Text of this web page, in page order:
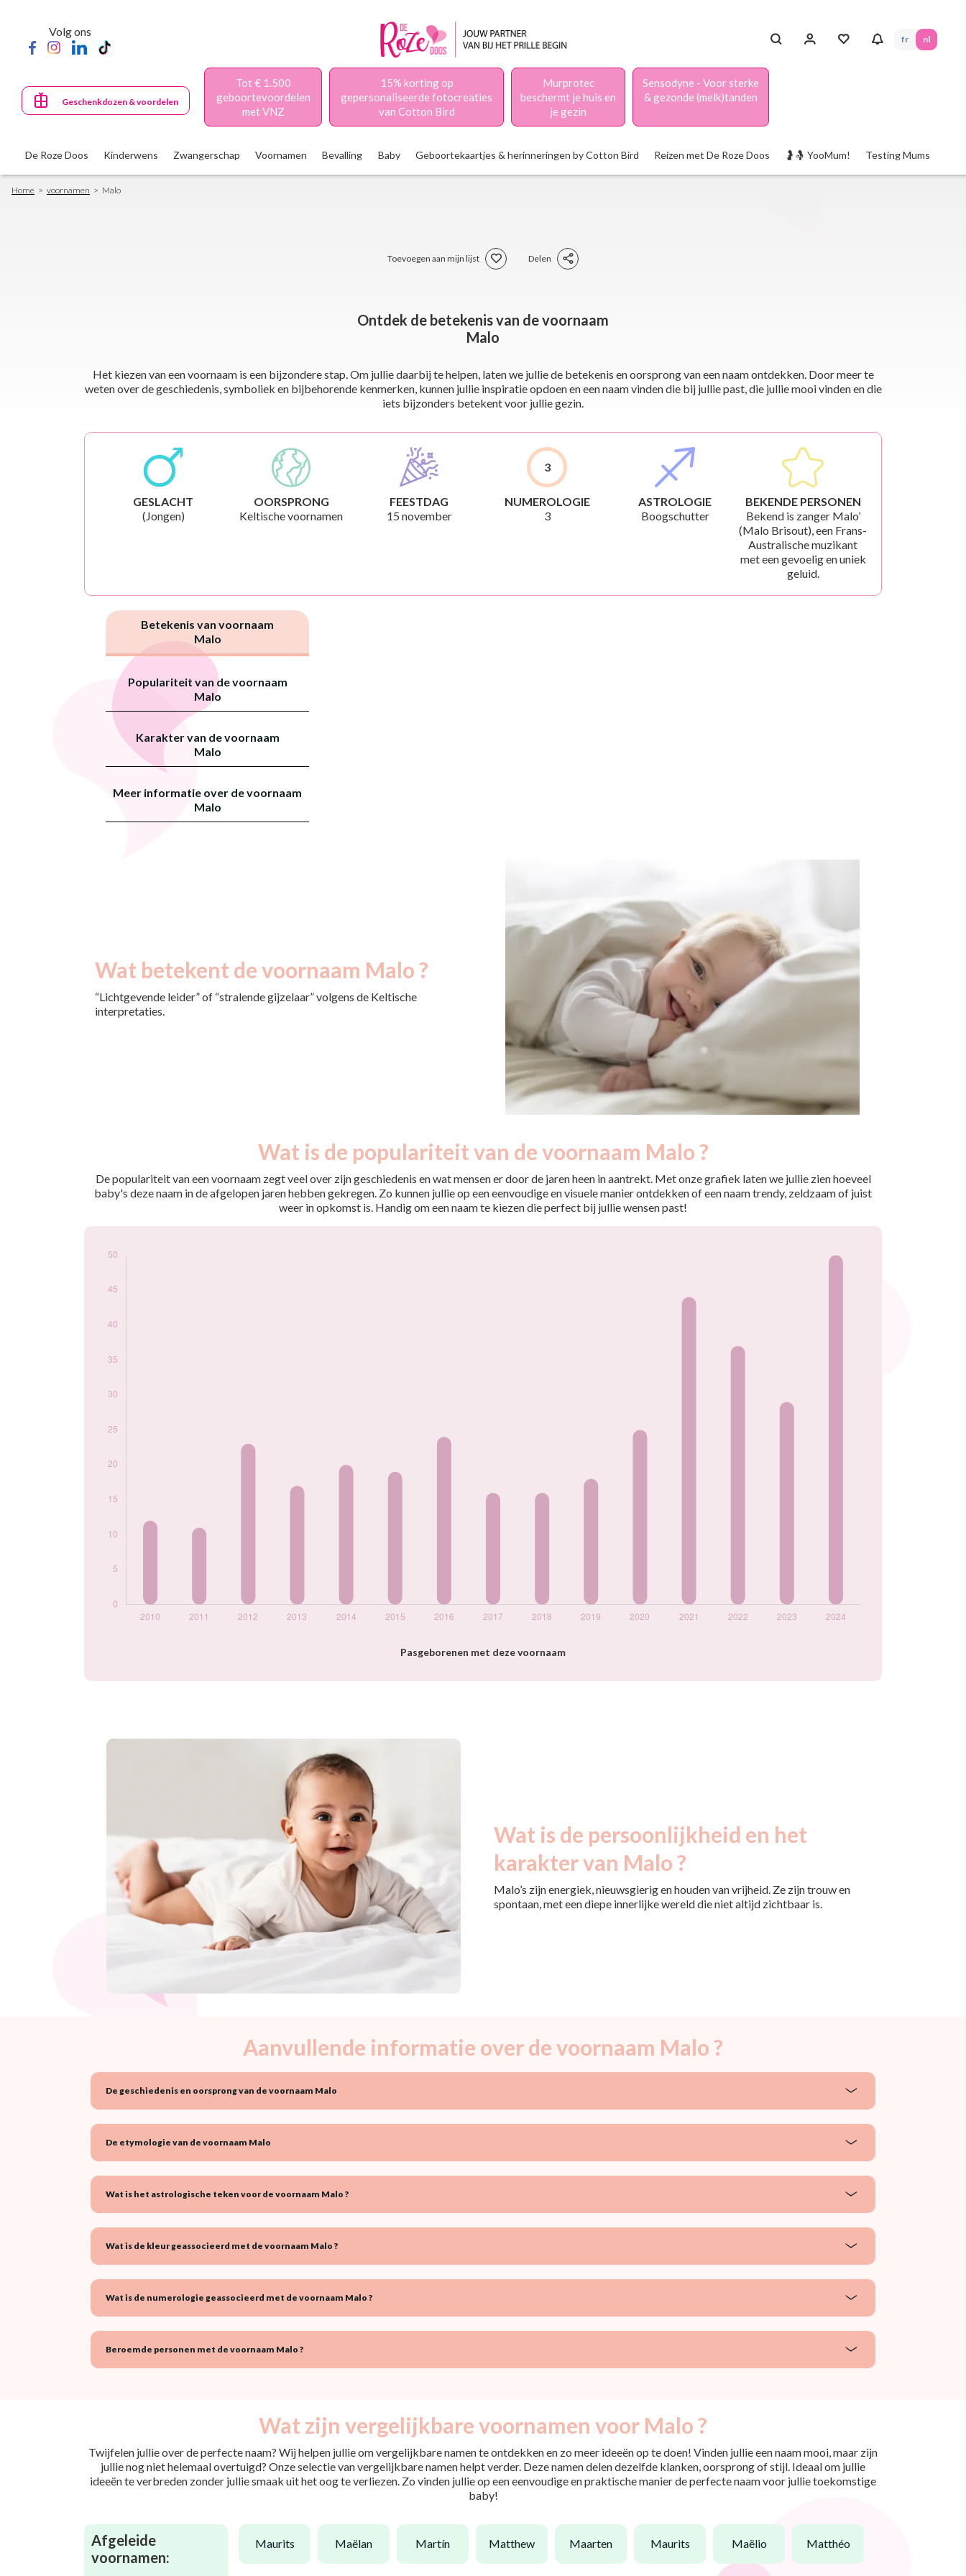
content
Volg ons
fr nl
Geschenkdozen & voordelen
Tot € 1.500
geboortevoordelen
met VNZ
15% korting op
gepersonaliseerde fotocreaties
van Cotton Bird
Murprotec
beschermt je huis en
je gezin
Sensodyne - Voor sterke
& gezonde (melk)tanden
De Roze Doos Kinderwens Zwangerschap Voornamen Bevalling Baby Geboortekaartjes & herinneringen by Cotton Bird Reizen met De Roze Doos 🤰🤱 YooMum! Testing Mums
Breadcrumb
Home voornamen Malo
Toevoegen aan mijn lijst Delen
Ontdek de betekenis van de voornaam
Malo
Het kiezen van een voornaam is een bijzondere stap. Om jullie daarbij te helpen, laten we jullie de betekenis en oorsprong van een naam ontdekken. Door meer te
weten over de geschiedenis, symboliek en bijbehorende kenmerken, kunnen jullie inspiratie opdoen en een naam vinden die bij jullie past, die jullie mooi vinden en die
iets bijzonders betekent voor jullie gezin.
GESLACHT
(Jongen)
OORSPRONG
Keltische voornamen
FEESTDAG
15 november
3
NUMEROLOGIE
3
ASTROLOGIE
Boogschutter
BEKENDE PERSONEN
Bekend is zanger Malo’
(Malo Brisout), een Frans-
Australische muzikant
met een gevoelig en uniek
geluid.
Betekenis van voornaam
Malo
Populariteit van de voornaam
Malo
Karakter van de voornaam
Malo
Meer informatie over de voornaam
Malo
Wat betekent de voornaam Malo ?
“Lichtgevende leider” of “stralende gijzelaar” volgens de Keltische
interpretaties.
Wat is de populariteit van de voornaam Malo ?
De populariteit van een voornaam zegt veel over zijn geschiedenis en wat mensen er door de jaren heen in aantrekt. Met onze grafiek laten we jullie zien hoeveel
baby's deze naam in de afgelopen jaren hebben gekregen. Zo kunnen jullie op een eenvoudige en visuele manier ontdekken of een naam trendy, zeldzaam of juist
weer in opkomst is. Handig om een naam te kiezen die perfect bij jullie wensen past!
Pasgeborenen met deze voornaam
Popularité du
année
2009
13
2010
12
2014
20
2016
2021
2023
Wat is de persoonlijkheid en het
karakter van Malo ?
Malo’s zijn energiek, nieuwsgierig en houden van vrijheid. Ze zijn trouw en
spontaan, met een diepe innerlijke wereld die niet altijd zichtbaar is.
Aanvullende informatie over de voornaam Malo ?
De geschiedenis en oorsprong van de voornaam Malo
De etymologie van de voornaam Malo
Wat is het astrologische teken voor de voornaam Malo ?
Wat is de kleur geassocieerd met de voornaam Malo ?
Wat is de numerologie geassocieerd met de voornaam Malo ?
Beroemde personen met de voornaam Malo ?
Wat zijn vergelijkbare voornamen voor Malo ?
Twijfelen jullie over de perfecte naam? Wij helpen jullie om vergelijkbare namen te ontdekken en zo meer ideeën op te doen! Vinden jullie een naam mooi, maar zijn
jullie nog niet helemaal overtuigd? Onze selectie van vergelijkbare namen helpt verder. Deze namen delen dezelfde klanken, oorsprong of stijl. Ideaal om jullie
ideeën te verbreden zonder jullie smaak uit het oog te verliezen. Zo vinden jullie op een eenvoudige en praktische manier de perfecte naam voor jullie toekomstige
baby!
Afgeleide
voornamen:
maurits maëlan martín matthew maarten maurits maëlio matthéo